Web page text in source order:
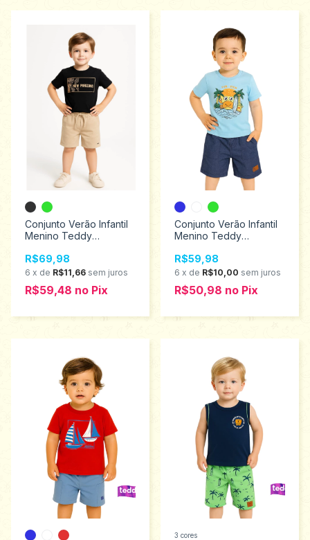
Conjunto Verão Infantil
Menino Teddy
18490
R$69,98
6 x de R$11,66 sem juros
R$59,48 no Pix
Conjunto Verão Infantil
Menino Teddy
R$59,98
6 x de R$10,00 sem juros
R$50,98 no Pix
3 cores